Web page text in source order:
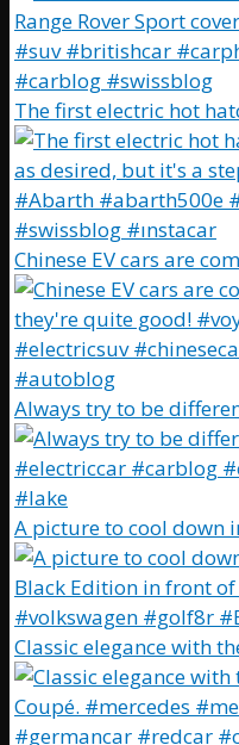
The first electric hot
Chinese EV cars are
Always try to be
A picture to cool down
Classic elegance with